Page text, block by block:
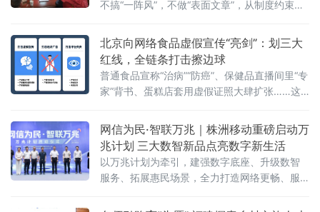
不搞“一阵风”，不做“表面文章”，从制度约束到
常，走出一条系统化、常态化的移
北京向网络食品虚假宣传“亮剑”：划三大
红线，全链条打击擦边球
普通食品宣称“治病”“防癌”、保健品直播间里“专
家”背书、蛋糕店套用虚假证照大肆扩张……这
从源头到终端的精准打击。近日，北京市市场
监管局在全市范围内启动网络食品销售虚假宣
传专项整治行动，围绕网络食品销售全链条，
划设虚假商业营销、虚假违法广告、平台及直
播相关违法行为三大类“红线”，严厉查处各类虚
网信为民·智联万兆｜株洲移动重磅启动万
兆计划 三大数智新品点亮数字新生活
以万兆计划为牵引，建强数字底座、升级数智
服务、拓展惠民场景，全力打造网络更畅、服
贡献移动力量！